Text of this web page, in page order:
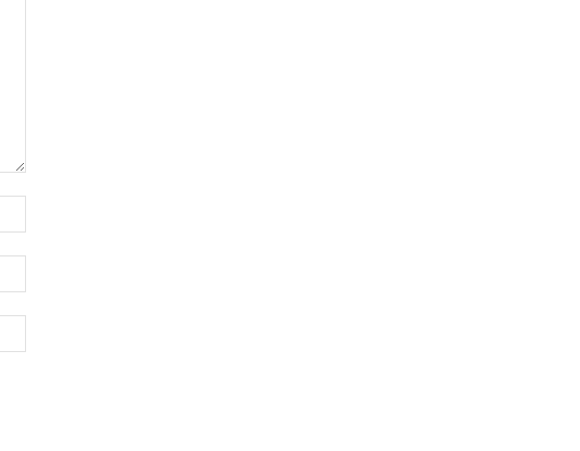
electrónico:*
web: